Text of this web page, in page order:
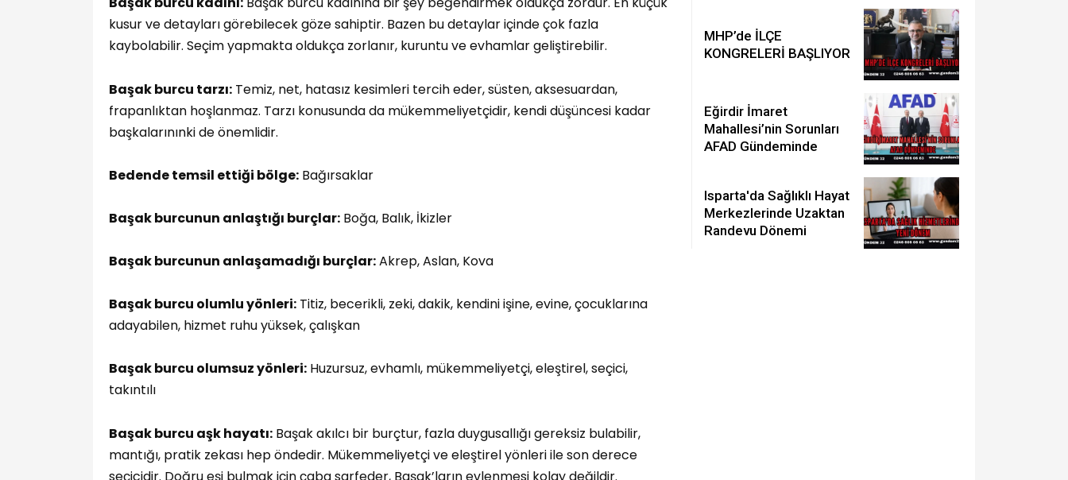
kusur ve detayları görebilecek göze sahiptir. Bazen bu detaylar içinde çok fazla
kaybolabilir. Seçim yapmakta oldukça zorlanır, kuruntu ve evhamlar geliştirebilir.
Başak burcu tarzı: Temiz, net, hatasız kesimleri tercih eder, süsten, aksesuardan,
frapanlıktan hoşlanmaz. Tarzı konusunda da mükemmeliyetçidir, kendi düşüncesi kadar
başkalarınınki de önemlidir.
Bedende temsil ettiği bölge: Bağırsaklar
Başak burcunun anlaştığı burçlar: Boğa, Balık, İkizler
Başak burcunun anlaşamadığı burçlar:Akrep, Aslan, Kova
Başak burcu olumlu yönleri: Titiz, becerikli, zeki, dakik, kendini işine, evine, çocuklarına
adayabilen, hizmet ruhu yüksek, çalışkan
Başak burcu olumsuz yönleri: Huzursuz, evhamlı, mükemmeliyetçi, eleştirel, seçici,
takıntılı
Başak burcu aşk hayatı: Başak akılcı bir burçtur, fazla duygusallığı gereksiz bulabilir,
mantığı, pratik zekası hep öndedir. Mükemmeliyetçi ve eleştirel yönleri ile son derece
seçicidir. Doğru eşi bulmak için çaba sarfeder, Başak’ların evlenmesi kolay değildir.
MHP’de İLÇE
KONGRELERİ BAŞLIYOR
Eğirdir İmaret
Mahallesi’nin Sorunları
AFAD Gündeminde
Isparta'da Sağlıklı Hayat
Merkezlerinde Uzaktan
Randevu Dönemi